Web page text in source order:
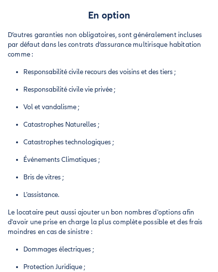
En option
D’autres garanties non obligatoires, sont généralement incluses
par défaut dans les contrats d’assurance multirisque habitation
comme :
Responsabilité civile recours des voisins et des tiers ;
Responsabilité civile vie privée ;
Vol et vandalisme ;
Catastrophes Naturelles ;
Catastrophes technologiques ;
Événements Climatiques ;
Bris de vitres ;
L'assistance.
Le locataire peut aussi ajouter un bon nombres d'options afin
d'avoir une prise en charge la plus complète possible et des frais
moindres en cas de sinistre :
Dommages électriques ;
Protection Juridique ;